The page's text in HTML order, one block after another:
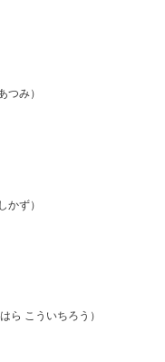
つみ）
かず）
はら こういちろう）